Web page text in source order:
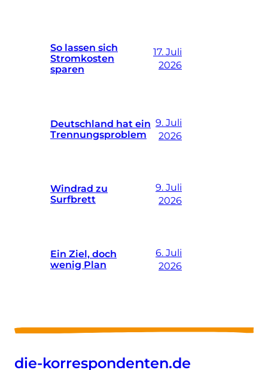
So lassen sich
Stromkosten
sparen
17. Juli
2026
Deutschland hat ein
Trennungsproblem
9. Juli
2026
Windrad zu
Surfbrett
9. Juli
2026
Ein Ziel, doch
wenig Plan
6. Juli
2026
die-korrespondenten.de